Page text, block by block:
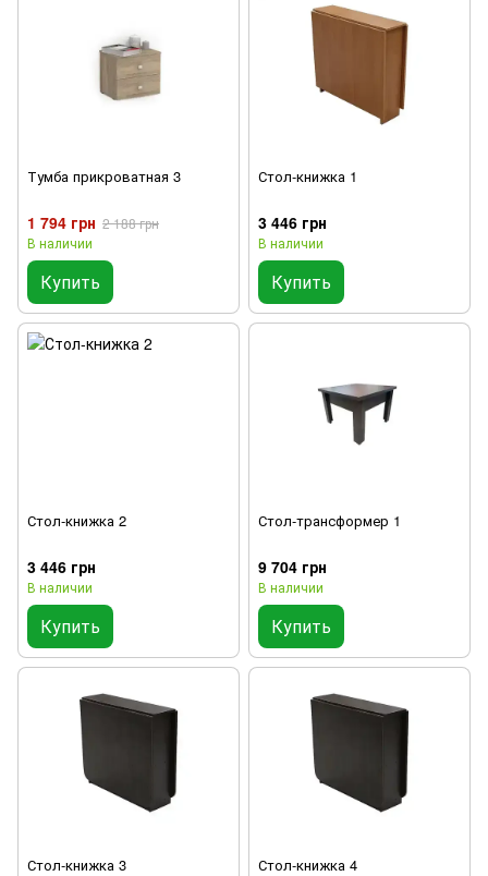
Тумба прикроватная 3
1 794 грн 2 188 грн
В наличии
Купить
Стол-книжка 1
3 446 грн
В наличии
Купить
Стол-книжка 2
3 446 грн
В наличии
Купить
Стол-трансформер 1
9 704 грн
В наличии
Купить
Стол-книжка 3 Стол-книжка 4